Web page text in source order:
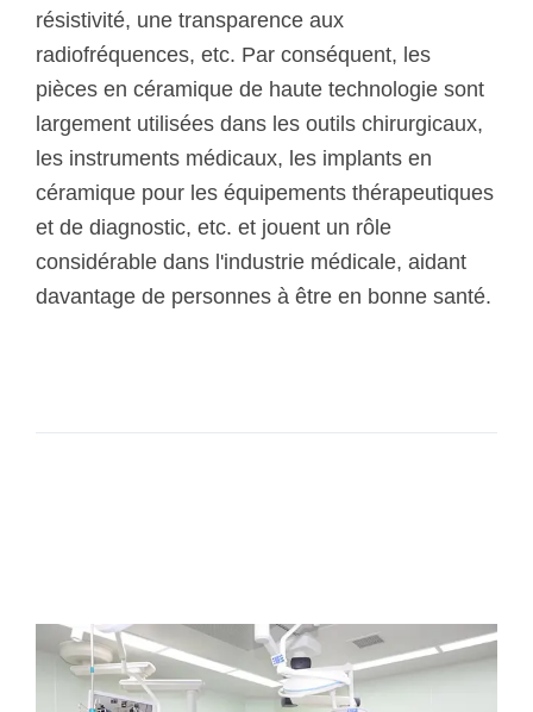
résistivité, une transparence aux
radiofréquences, etc. Par conséquent, les
pièces en céramique de haute technologie sont
largement utilisées dans les outils chirurgicaux,
les instruments médicaux, les implants en
céramique pour les équipements thérapeutiques
et de diagnostic, etc. et jouent un rôle
considérable dans l'industrie médicale, aidant
davantage de personnes à être en bonne santé.